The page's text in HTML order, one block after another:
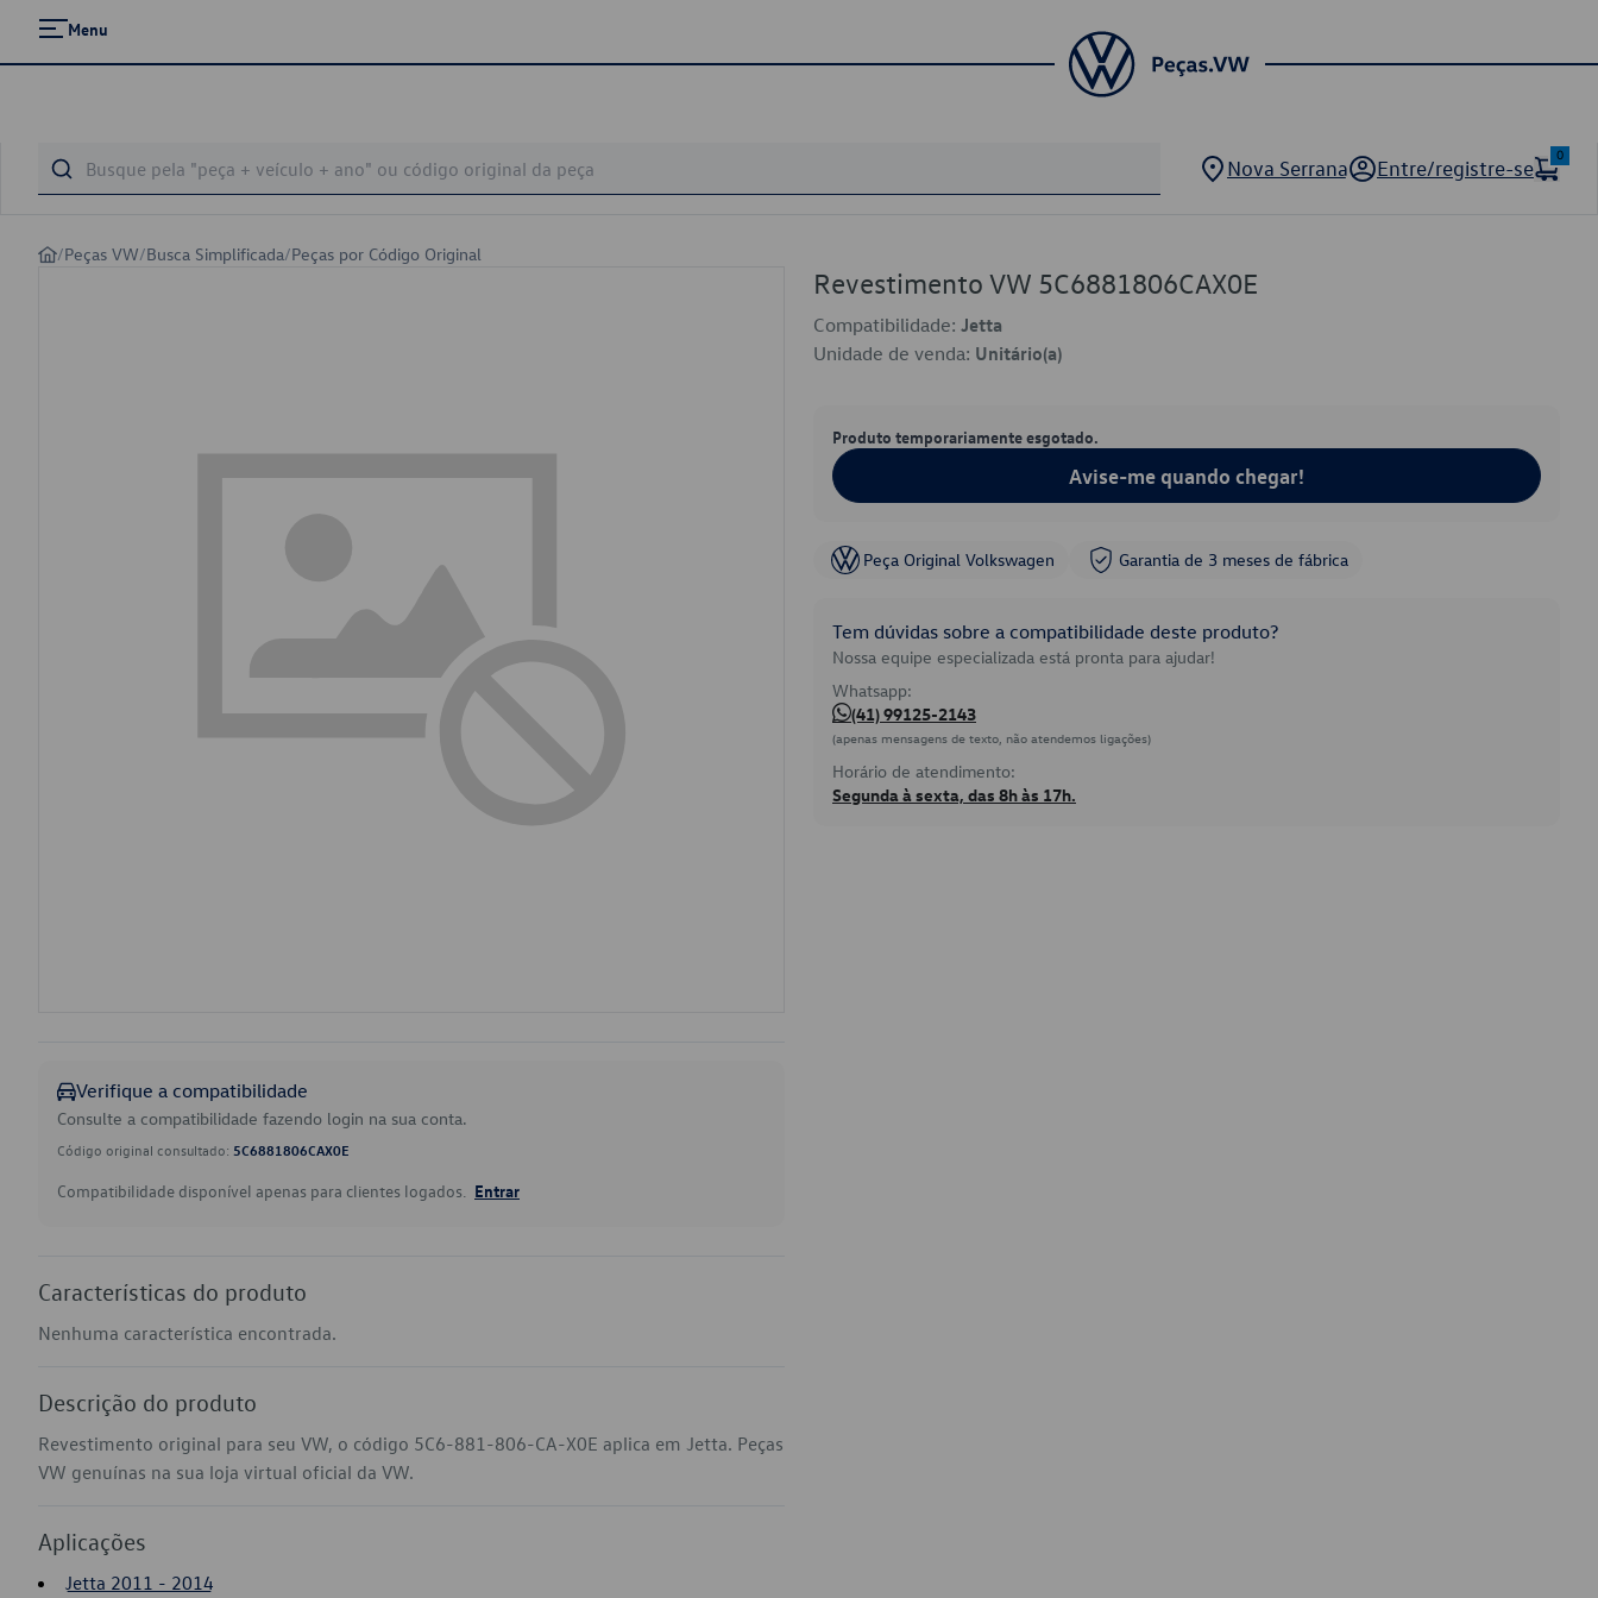
Menu
Nova Serrana Entre/registre-se
0
/Peças VW/Busca Simplificada/Peças por Código Original
Verifique a compatibilidade
Consulte a compatibilidade fazendo login na sua conta.
Código original consultado: 5C6881806CAX0E
Compatibilidade disponível apenas para clientes logados. Entrar
Características do produto
Nenhuma característica encontrada.
Descrição do produto
Revestimento original para seu VW, o código 5C6-881-806-CA-X0E aplica em Jetta. Peças
VW genuínas na sua loja virtual oficial da VW.
Aplicações
Jetta 2011 - 2014
Revestimento VW 5C6881806CAX0E
Compatibilidade: Jetta
Unidade de venda: Unitário(a)
Produto temporariamente esgotado.
Avise-me quando chegar!
Peça Original Volkswagen Garantia de 3 meses de fábrica
Tem dúvidas sobre a compatibilidade deste produto?
Nossa equipe especializada está pronta para ajudar!
Whatsapp:
(41) 99125-2143
(apenas mensagens de texto, não atendemos ligações)
Horário de atendimento:
Segunda à sexta, das 8h às 17h.